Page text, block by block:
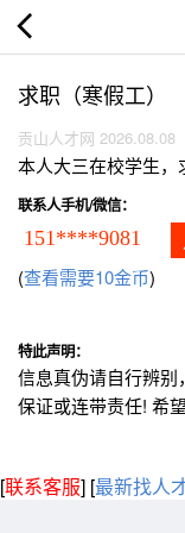
求职（寒假工）
贡山人才网 2026.08.08
本人大三在校学生，
联系人手机/微信：
151****9081
(查看需要10金币)
特此声明：
信息真伪请自行辨
保证或连带责任! 希
[联系客服] [最新找人